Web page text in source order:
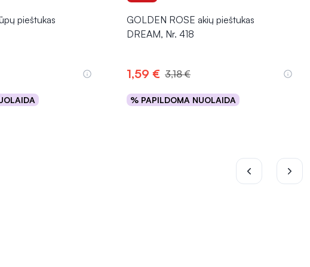
pieštukas
GOLDEN ROSE akių pieštukas
DREAM, Nr. 418
1,59 € 3,18 €
% PAPILDOMA NUOLAIDA
Į krepšelį